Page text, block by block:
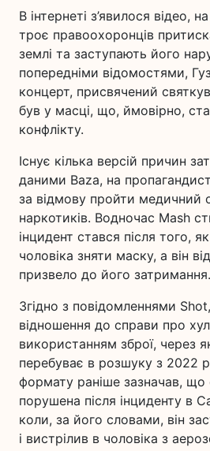
В інтернеті з’явилося відео,
троє правоохоронців
землі та заступають його
попередніми відомостями,
концерт, присвячений
був у масці, що, ймовірно,
конфлікту.
Існує кілька версій причин
даними Baza, на
за відмову пройти медичний
наркотиків. Водночас Mash
інцидент стався після того,
чоловіка зняти маску, а він
призвело до його затримання.
Згідно з повідомленнями
відношення до справи про
використанням зброї, через
перебуває в розшуку з 2022
формату раніше зазначав, що
порушена після інциденту в
коли, за його словами, він
і вистрілив в чоловіка з